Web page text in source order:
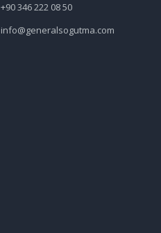
+90 346 222 08 50
info@generalsogutma.com